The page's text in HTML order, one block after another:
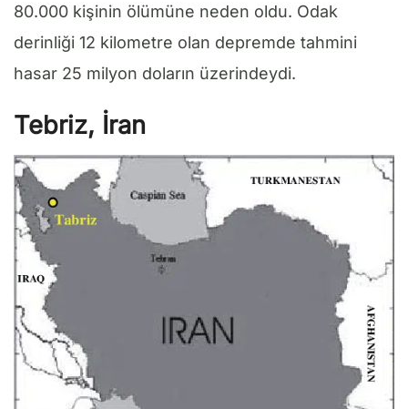
80.000 kişinin ölümüne neden oldu. Odak
derinliği 12 kilometre olan depremde tahmini
hasar 25 milyon doların üzerindeydi.
Tebriz, İran